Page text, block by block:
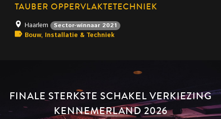
TAUBER OPPERVLAKTETECHNIEK
Haarlem Sector-winnaar 2021
Bouw, Installatie & Techniek
FINALE STERKSTE SCHAKEL VERKIEZING
KENNEMERLAND 2026